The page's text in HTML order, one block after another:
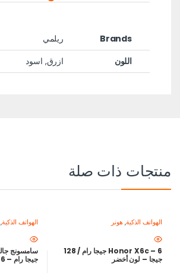
Brands
ريلمي
اللون
ازرق, اسود
منتجات ذات صلة
الهواتف الذكية, هونر
Honor X6c – 6 جيجا رام / 128
جيجا – لون أخضر
الهواتف الذكية,
جيجا رام – 256 جيجا)-أخضر